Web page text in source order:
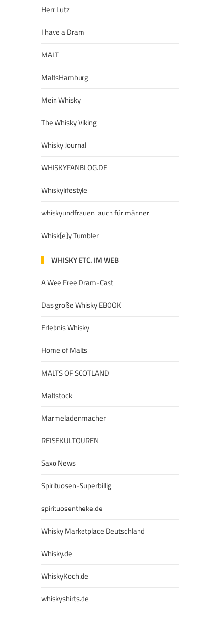
Herr Lutz
I have a Dram
MALT
MaltsHamburg
Mein Whisky
The Whisky Viking
Whisky Journal
WHISKYFANBLOG.DE
Whiskylifestyle
whiskyundfrauen. auch für männer.
Whisk[e]y Tumbler
WHISKY ETC. IM WEB
A Wee Free Dram-Cast
Das große Whisky EBOOK
Erlebnis Whisky
Home of Malts
MALTS OF SCOTLAND
Maltstock
Marmeladenmacher
REISEKULTOUREN
Saxo News
Spirituosen-Superbillig
spirituosentheke.de
Whisky Marketplace Deutschland
Whisky.de
WhiskyKoch.de
whiskyshirts.de